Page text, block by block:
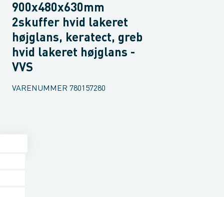
900x480x630mm
2skuffer hvid lakeret
højglans, keratect, greb
hvid lakeret højglans -
VVS
VARENUMMER 780157280